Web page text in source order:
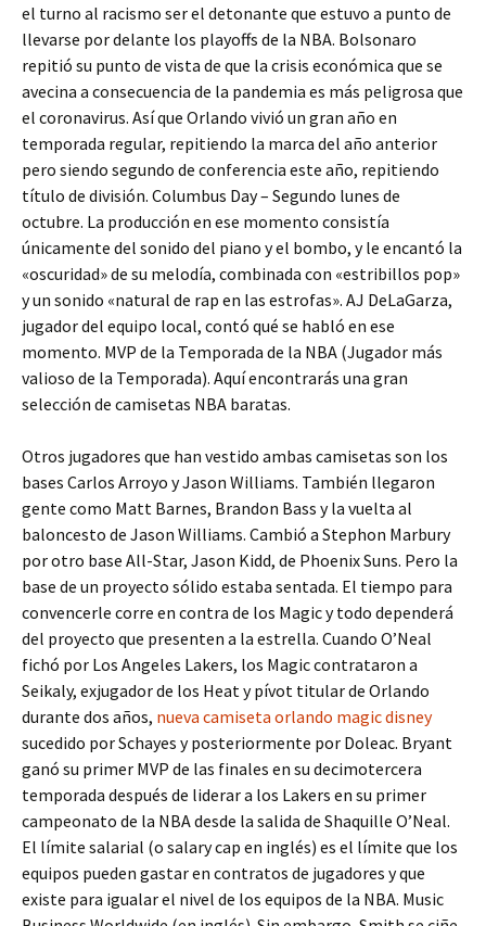
el turno al racismo ser el detonante que estuvo a punto de
llevarse por delante los playoffs de la NBA. Bolsonaro
repitió su punto de vista de que la crisis económica que se
avecina a consecuencia de la pandemia es más peligrosa que
el coronavirus. Así que Orlando vivió un gran año en
temporada regular, repitiendo la marca del año anterior
pero siendo segundo de conferencia este año, repitiendo
título de división. Columbus Day – Segundo lunes de
octubre. La producción en ese momento consistía
únicamente del sonido del piano y el bombo, y le encantó la
«oscuridad» de su melodía, combinada con «estribillos pop»
y un sonido «natural de rap en las estrofas». AJ DeLaGarza,
jugador del equipo local, contó qué se habló en ese
momento. MVP de la Temporada de la NBA (Jugador más
valioso de la Temporada). Aquí encontrarás una gran
selección de camisetas NBA baratas.
Otros jugadores que han vestido ambas camisetas son los
bases Carlos Arroyo y Jason Williams. También llegaron
gente como Matt Barnes, Brandon Bass y la vuelta al
baloncesto de Jason Williams. Cambió a Stephon Marbury
por otro base All-Star, Jason Kidd, de Phoenix Suns. Pero la
base de un proyecto sólido estaba sentada. El tiempo para
convencerle corre en contra de los Magic y todo dependerá
del proyecto que presenten a la estrella. Cuando O’Neal
fichó por Los Angeles Lakers, los Magic contrataron a
Seikaly, exjugador de los Heat y pívot titular de Orlando
durante dos años, nueva camiseta orlando magic disney
sucedido por Schayes y posteriormente por Doleac. Bryant
ganó su primer MVP de las finales en su decimotercera
temporada después de liderar a los Lakers en su primer
campeonato de la NBA desde la salida de Shaquille O’Neal.
El límite salarial (o salary cap en inglés) es el límite que los
equipos pueden gastar en contratos de jugadores y que
existe para igualar el nivel de los equipos de la NBA. Music